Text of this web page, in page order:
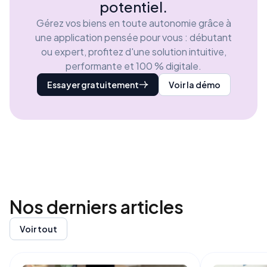
potentiel.
Gérez vos biens en toute autonomie grâce à
une application pensée pour vous : débutant
ou expert, profitez d'une solution intuitive,
performante et 100 % digitale.
Essayer gratuitement Voir la démo
Nos derniersarticles
Voir tout